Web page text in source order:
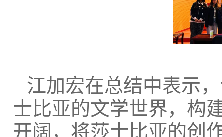
江加宏在总结中表示
士比亚的文学世界，构
开阔，将莎士比亚的创